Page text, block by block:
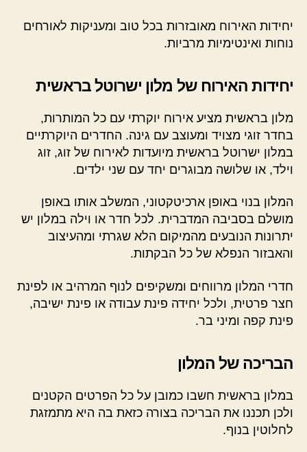
יחידות האירוח מאובזרות בכל טוב ומעניקות לאורחים
נוחות ואינטימיות מרביות.
יחידות האירוח של מלון ישרוטל בראשית
מלון בראשית מציע אירוח יוקרתי עם כל המותרות,
בחדר זוגי מצויד ומעוצב עם גינה. החדרים היוקרתיים
במלון ישרוטל בראשית מיועדות לאירוח של זוג, זוג
וילד, או שלושה מבוגרים יחד עם שני ילדים.
המלון בנוי באופן ארכיטקטוני, המשלב אותו באופן
מושלם בסביבה המדברית. לכל חדר או וילה במלון יש
יתרונות הנובעים מהמיקום הלא שגרתי ומהעיצוב
והאבזור הנפלא של כל הבקתות.
חדרי המלון מרווחים ומשקיפים לנוף המרהיב או לפינת
חצר פרטית, ולכל יחידה פינת עבודה או פינת ישיבה,
פינת קפה ומיני בר.
הבריכה של המלון
במלון בראשית חשבו כמובן על כל הפרטים הקטנים
ולכן תכננו את הבריכה בצורה כזאת בה היא מתמזגת
לחלוטין בנוף.